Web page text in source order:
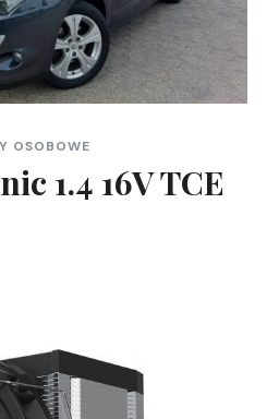
OSOBOWE
1.4 16V TCE